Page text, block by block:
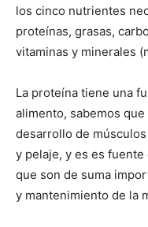
los cinco nutrientes
proteínas, grasas,
vitaminas y minerales
La proteína tiene una
alimento, sabemos
desarrollo de
y pelaje, y es es
que son de suma
y mantenimiento de la